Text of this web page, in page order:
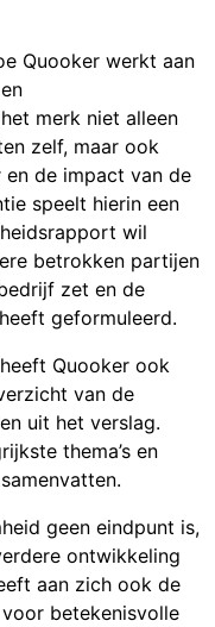
Quooker werkt aan
merk niet alleen
zelf, maar ook
en de impact van de
speelt hierin een
wil
betrokken partijen
zet en de
geformuleerd.
Quooker ook
van de
uit het verslag.
thema’s en
geen eindpunt is,
ontwikkeling
aan zich ook de
betekenisvolle